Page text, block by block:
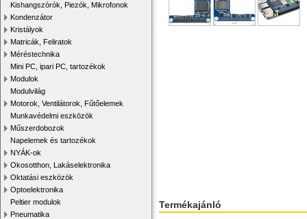
Kishangszórók, Piezók, Mikrofonok
Kondenzátor
Kristályok
Matricák, Feliratok
Méréstechnika
Mini PC, ipari PC, tartozékok
Modulok
Modulvilág
Motorok, Ventilátorok, Fűtőelemek
Munkavédelmi eszközök
Műszerdobozok
Napelemek és tartozékok
NYÁK-ok
Okosotthon, Lakáselektronika
Oktatási eszközök
Optoelektronika
Peltier modulok
Pneumatika
Termékajánló